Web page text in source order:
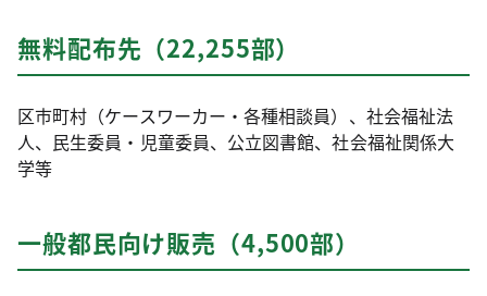
無料配布先（22,255部）
区市町村（ケースワーカー・各種相談員）、社会福祉法
人、民生委員・児童委員、公立図書館、社会福祉関係大
学等
一般都民向け販売（4,500部）